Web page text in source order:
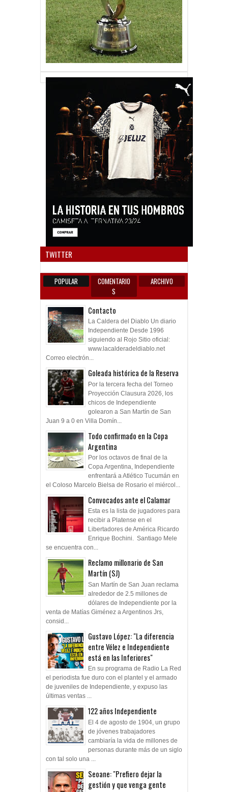
TWITTER
POPULAR
COMENTARIO
S
ARCHIVO
Contacto
La Caldera del Diablo Un diario
Independiente Desde 1996
siguiendo al Rojo Sitio oficial:
www.lacalderadeldiablo.net
Correo electrón...
Goleada histórica de la Reserva
Por la tercera fecha del Torneo
Proyección Clausura 2026, los
chicos de Independiente
golearon a San Martín de San
Juan 9 a 0 en Villa Domín...
Todo confirmado en la Copa
Argentina
Por los octavos de final de la
Copa Argentina, Independiente
enfrentará a Atlético Tucumán en
el Coloso Marcelo Bielsa de Rosario el miércol...
Convocados ante el Calamar
Esta es la lista de jugadores para
recibir a Platense en el
Libertadores de América Ricardo
Enrique Bochini. Santiago Mele
se encuentra con...
Reclamo millonario de San
Martín (SJ)
San Martín de San Juan reclama
alrededor de 2.5 millones de
dólares de Independiente por la
venta de Matías Giménez a Argentinos Jrs,
consid...
Gustavo López: "La diferencia
entre Vélez e Independiente
está en las Inferiores"
En su programa de Radio La Red
el periodista fue duro con el plantel y el armado
de juveniles de Independiente, y expuso las
últimas ventas ...
122 años Independiente
El 4 de agosto de 1904, un grupo
de jóvenes trabajadores
cambiaría la vida de millones de
personas durante más de un siglo
con tal solo una ...
Seoane: "Prefiero dejar la
gestión y que venga gente